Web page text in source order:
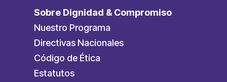
Sobre Dignidad & Compromiso
Nuestro Programa
Directivas Nacionales
Código de Ética
Estatutos